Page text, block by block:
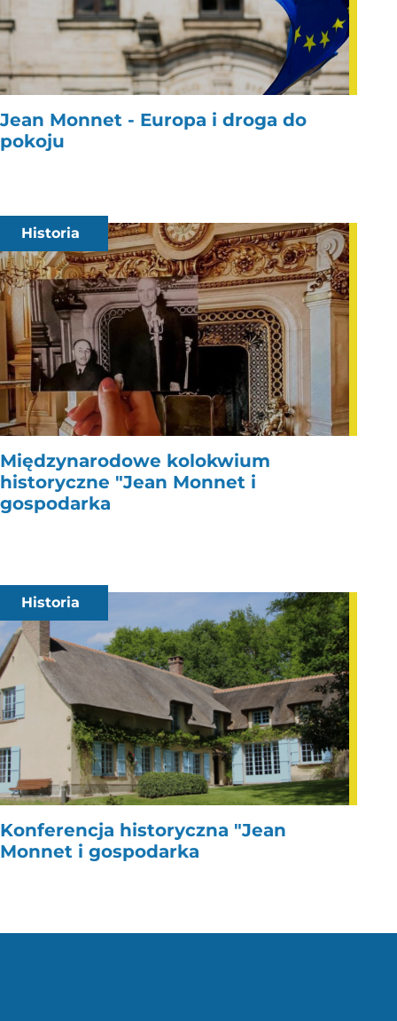
Jean Monnet - Europa i droga do
pokoju
Historia
Międzynarodowe kolokwium
historyczne "Jean Monnet i
gospodarka
Historia
Konferencja historyczna "Jean
Monnet i gospodarka